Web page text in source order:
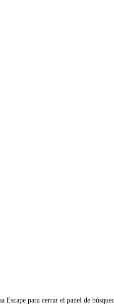
Escape para cerrar el panel de